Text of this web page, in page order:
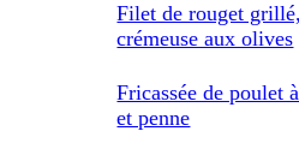
Filet de rouget
crémeuse aux olives
Fricassée de poulet
et penne